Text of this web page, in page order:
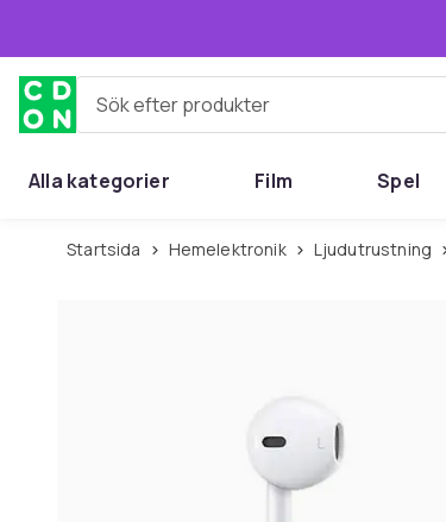
Sök efter produkter
Alla kategorier Film Spel
Startsida Hemelektronik Ljudutrustning